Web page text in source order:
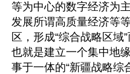
等为中心的数字经济为
发展所谓高质量经济等
区，形成“综合战略区域
也就是建立一个集中地
事于一体的“新疆战略综